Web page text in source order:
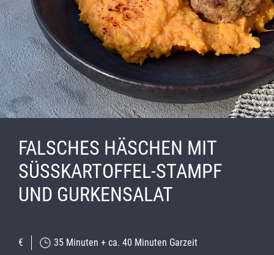
FALSCHES HÄSCHEN MIT
SÜSSKARTOFFEL-STAMPF U
ND GURKENSALAT
€ 35 Minuten + ca. 40 Minuten Garzeit